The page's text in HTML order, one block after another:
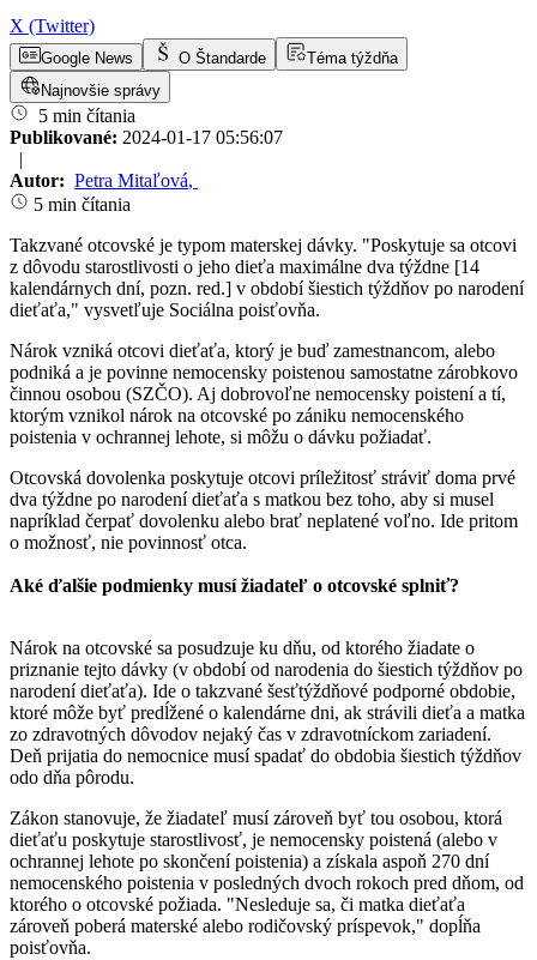
X (Twitter)
Google News O Štandarde
Téma týždňa
Najnovšie správy
5 min čítania
Publikované: 2024-01-17 05:56:07
|
Autor: Petra Mitaľová,
5 min čítania
Takzvané otcovské je typom materskej dávky. "Poskytuje sa otcovi
z dôvodu starostlivosti o jeho dieťa maximálne dva týždne [14
kalendárnych dní, pozn. red.] v období šiestich týždňov po narodení
dieťaťa," vysvetľuje Sociálna poisťovňa.
Nárok vzniká otcovi dieťaťa, ktorý je buď zamestnancom, alebo
podniká a je povinne nemocensky poistenou samostatne zárobkovo
činnou osobou (SZČO). Aj dobrovoľne nemocensky poistení a tí,
ktorým vznikol nárok na otcovské po zániku nemocenského
poistenia v ochrannej lehote, si môžu o dávku požiadať.
Otcovská dovolenka poskytuje otcovi príležitosť stráviť doma prvé
dva týždne po narodení dieťaťa s matkou bez toho, aby si musel
napríklad čerpať dovolenku alebo brať neplatené voľno. Ide pritom
o možnosť, nie povinnosť otca.
Aké ďalšie podmienky musí žiadateľ o otcovské splniť?
Nárok na otcovské sa posudzuje ku dňu, od ktorého žiadate o
priznanie tejto dávky (v období od narodenia do šiestich týždňov po
narodení dieťaťa). Ide o takzvané šesťtýždňové podporné obdobie,
ktoré môže byť predĺžené o kalendárne dni, ak strávili dieťa a matka
zo zdravotných dôvodov nejaký čas v zdravotníckom zariadení.
Deň prijatia do nemocnice musí spadať do obdobia šiestich týždňov
odo dňa pôrodu.
Zákon stanovuje, že žiadateľ musí zároveň byť tou osobou, ktorá
dieťaťu poskytuje starostlivosť, je nemocensky poistená (alebo v
ochrannej lehote po skončení poistenia) a získala aspoň 270 dní
nemocenského poistenia v posledných dvoch rokoch pred dňom, od
ktorého o otcovské požiada. "Nesleduje sa, či matka dieťaťa
zároveň poberá materské alebo rodičovský príspevok," dopĺňa
poisťovňa.